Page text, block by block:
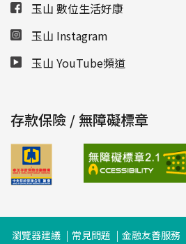
玉山 數位生活好康
玉山 Instagram
玉山 YouTube頻道
存款保險 / 無障礙標章
瀏覽器建議 常見問題 金融友善服務